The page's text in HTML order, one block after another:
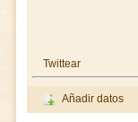
Twittear
Añadir datos